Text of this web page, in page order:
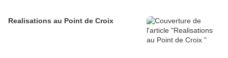
Realisations au Point de Croix